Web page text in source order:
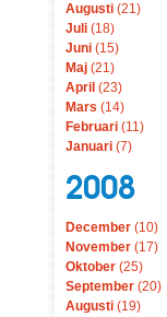
Augusti (21)
Juli (18)
Juni (15)
Maj (21)
April (23)
Mars (14)
Februari (11)
Januari (7)
2008
December (10)
November (17)
Oktober (25)
September (20)
Augusti (19)